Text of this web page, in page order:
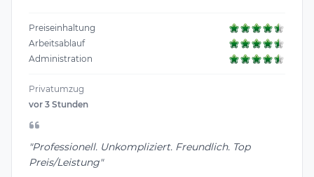
Preiseinhaltung
Arbeitsablauf
Administration
Privatumzug
vor 3 Stunden
"Professionell. Unkompliziert. Freundlich. Top
Preis/Leistung"